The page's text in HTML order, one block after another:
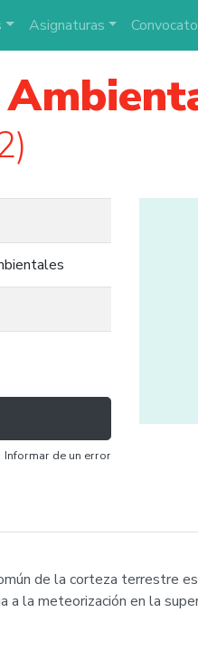
Asignaturas
Informar de un error
de la corteza terrestre
a la meteorización en la